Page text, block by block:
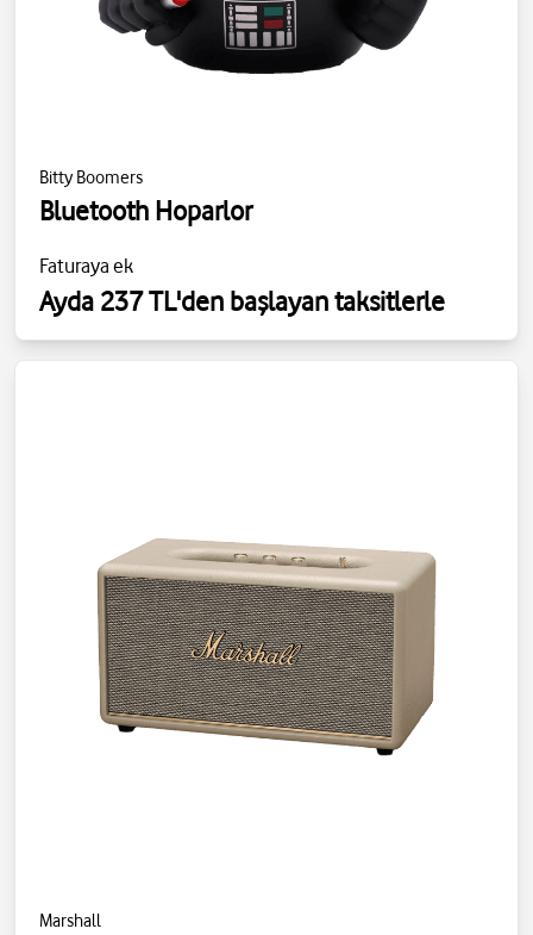
Bitty Boomers
Bluetooth Hoparlor
Faturaya ek
Ayda 237 TL'den başlayan taksitlerle
Marshall